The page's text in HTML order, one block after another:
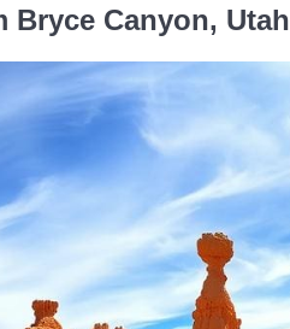
Canyon, Utah